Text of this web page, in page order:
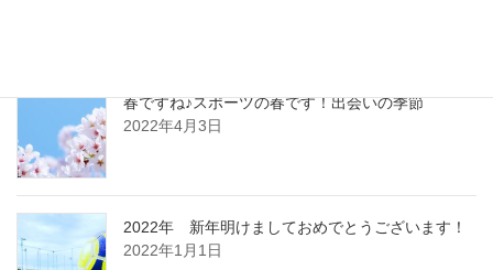
春ですね♪スポーツの春です！出会いの季節
2022年4月3日
2022年 新年明けましておめでとうございます！
2022年1月1日